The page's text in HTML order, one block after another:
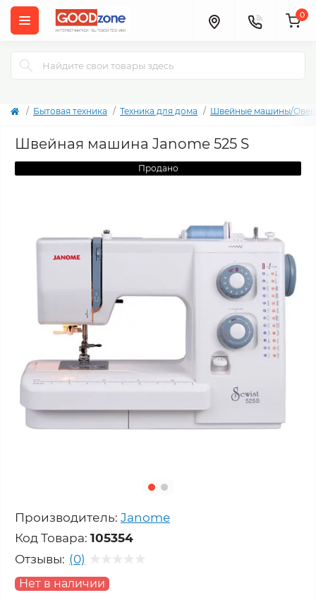
0
Бытовая техника Техника для дома Швейные машины/
Швейная машина Janome 525 S
Продано
Производитель: Janome
Код Товара: 105354
Отзывы: (0)
Нет в наличии